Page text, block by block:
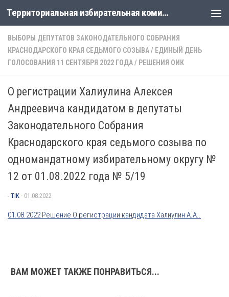
Перейти к содержимому Территориальная избирательная комиссия Лабинская
ВЫБОРЫ ДЕПУТАТОВ ЗАКОНОДАТЕЛЬНОГО СОБРАНИЯ
КРАСНОДАРСКОГО КРАЯ СЕДЬМОГО СОЗЫВА/ ЕДИНЫЙ ДЕНЬ
ГОЛОСОВАНИЯ 11 СЕНТЯБРЯ 2022 ГОДА/ РЕШЕНИЯ ОИК
О регистрации Халиулина Алексея
Андреевича кандидатом в депутаты
Законодательного Собрания
Краснодарского края седьмого созыва по
одномандатному избирательному округу №
12 от 01.08.2022 года № 5/19
- TIK · 01.08.2022
01.08.2022 Решение О регистрации кандидата Халиулин А.А..
ВАМ МОЖЕТ ТАКЖЕ ПОНРАВИТЬСЯ...